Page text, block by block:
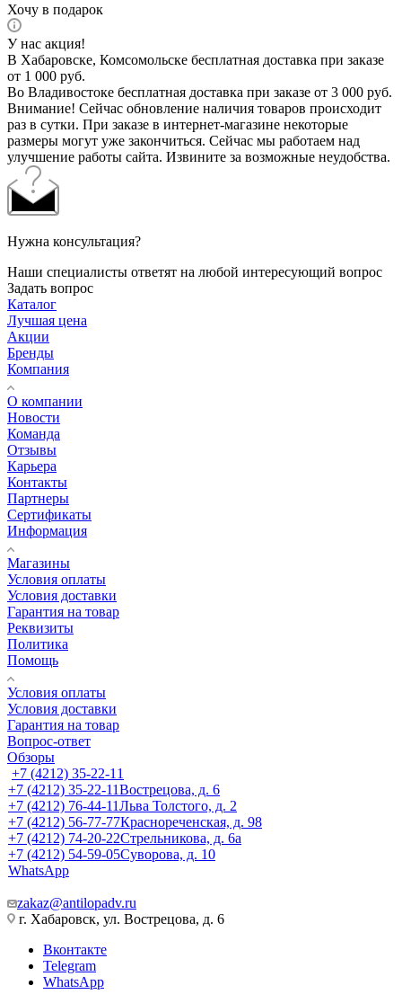
Хочу в подарок
У нас акция!
В Хабаровске, Комсомольске бесплатная доставка при заказе
от 1 000 руб.
Во Владивостоке бесплатная доставка при заказе от 3 000 руб.
Внимание! Сейчас обновление наличия товаров происходит
раз в сутки. При заказе в интернет-магазине некоторые
размеры могут уже закончиться. Сейчас мы работаем над
улучшение работы сайта. Извините за возможные неудобства.
Нужна консультация?
Наши специалисты ответят на любой интересующий вопрос
Задать вопрос
Каталог
Лучшая цена
Акции
Бренды
Компания
О компании
Новости
Команда
Отзывы
Карьера
Контакты
Партнеры
Сертификаты
Информация
Магазины
Условия оплаты
Условия доставки
Гарантия на товар
Реквизиты
Политика
Помощь
Условия оплаты
Условия доставки
Гарантия на товар
Вопрос-ответ
Обзоры
+7 (4212) 35-22-11
+7 (4212) 35-22-11Вострецова, д. 6
+7 (4212) 76-44-11Льва Толстого, д. 2
+7 (4212) 56-77-77Краснореченская, д. 98
+7 (4212) 74-20-22Стрельникова, д. 6а
+7 (4212) 54-59-05Суворова, д. 10
WhatsApp
zakaz@antilopadv.ru
г. Хабаровск, ул. Вострецова, д. 6
Вконтакте
Telegram
WhatsApp